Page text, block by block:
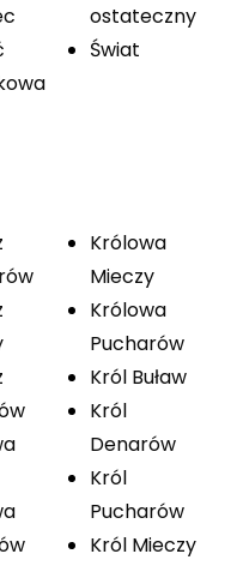
ostateczny
Świat
Królowa
Mieczy
Królowa
Pucharów
Król Buław
Król
Denarów
Król
Pucharów
Król Mieczy